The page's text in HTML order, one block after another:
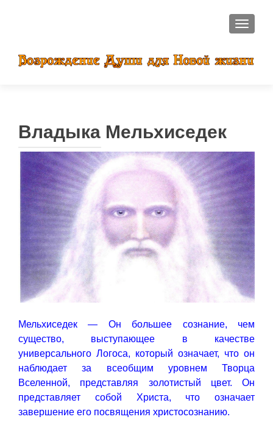
Владыка Мельхиседек
Мельхиседек — Он большее сознание, чем
существо, выступающее в качестве
универсального Логоса, который означает, что он
наблюдает за всеобщим уровнем Творца
Вселенной, представляя золотистый цвет. Он
представляет собой Христа, что означает
завершение его посвящения христосознанию.